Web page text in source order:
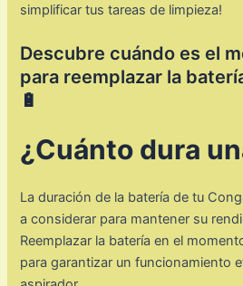
simplificar tus tareas de limpieza!
Descubre cuándo es el
para reemplazar la
🔋
¿Cuánto dura
La duración de la batería de tu
a considerar para mantener su
Reemplazar la batería en el
para garantizar un funcionamiento